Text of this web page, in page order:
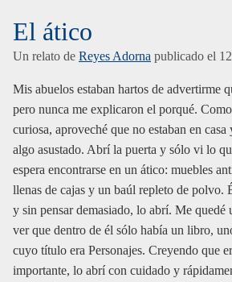
El ático
Un relato de Reyes Adorna publicado el
Mis abuelos estaban hartos de advertirme
pero nunca me explicaron el porqué.
curiosa, aproveché que no estaban en
algo asustado. Abrí la puerta y sólo vi lo
espera encontrarse en un ático: muebles
llenas de cajas y un baúl repleto de polvo.
y sin pensar demasiado, lo abrí. Me quedé
ver que dentro de él sólo había un libro,
cuyo título era Personajes. Creyendo que
importante, lo abrí con cuidado y